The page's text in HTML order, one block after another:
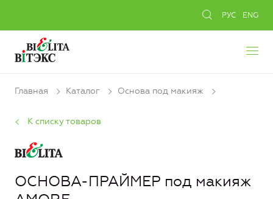
РУС ENG
Главная Каталог Основа под макияж
К списку товаров
ОСНОВА-ПРАЙМЕР под макияж